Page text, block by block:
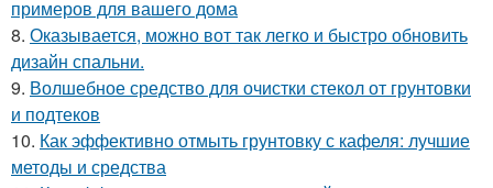
примеров для вашего дома
8. Оказывается, можно вот так легко и быстро обновить
дизайн спальни.
9. Волшебное средство для очистки стекол от грунтовки
и подтеков
10. Как эффективно отмыть грунтовку с кафеля: лучшие
методы и средства